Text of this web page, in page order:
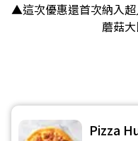
▲這次優惠還首次納入
蘑菇
Pizza